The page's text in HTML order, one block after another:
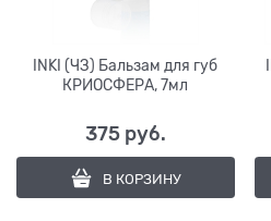
INKI (ЧЗ) Бальзам для губ
КРИОСФЕРА, 7мл
375 руб.
В КОРЗИНУ